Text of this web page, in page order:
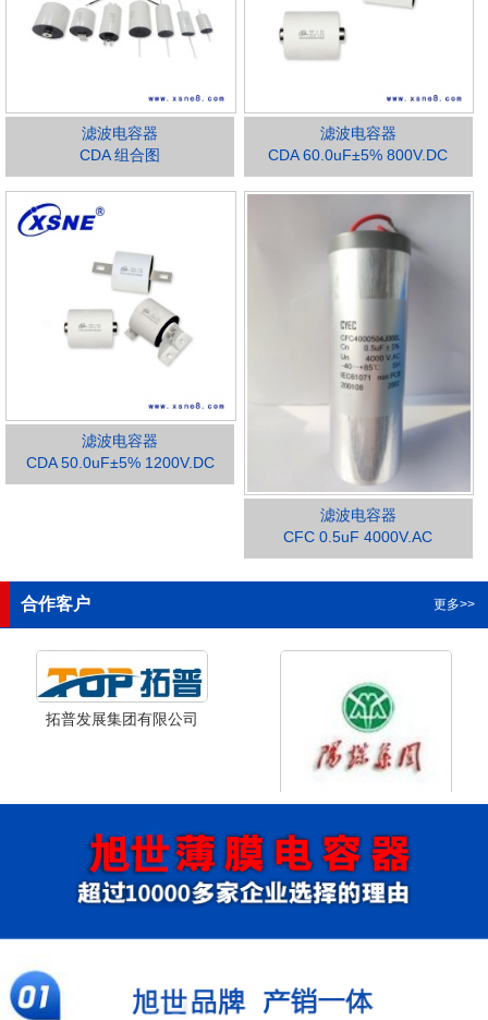
滤波电容器
CDA 组合图
滤波电容器
CDA 60.0uF±5% 800V.DC
滤波电容器
CDA 50.0uF±5% 1200V.DC
滤波电容器
CFC 0.5uF 4000V.AC
合作客户 更多>>
拓普发展集团有限公司
山西省阳泉市阳泉煤业集团